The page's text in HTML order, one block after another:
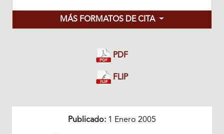
MÁS FORMATOS DE CITA
PDF
FLIP
Publicado: 1 Enero 2005